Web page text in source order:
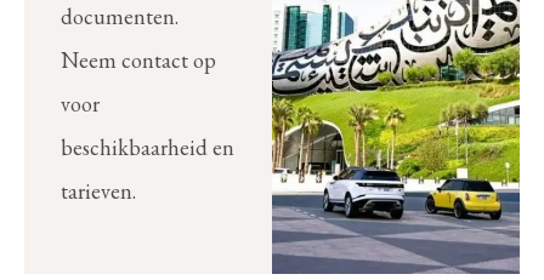
documenten.
Neem contact op
voor
beschikbaarheid en
tarieven.